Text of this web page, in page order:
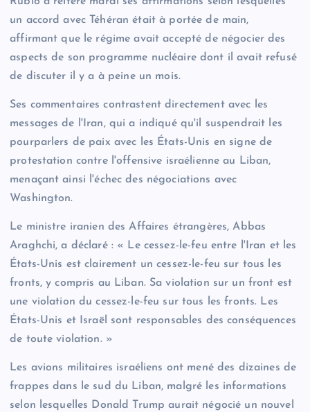
un accord avec Téhéran était à portée de main,
affirmant que le régime avait accepté de négocier des
aspects de son programme nucléaire dont il avait refusé
de discuter il y a à peine un mois.
Ses commentaires contrastent directement avec les
messages de l'Iran, qui a indiqué qu'il suspendrait les
pourparlers de paix avec les États-Unis en signe de
protestation contre l'offensive israélienne au Liban,
menaçant ainsi l'échec des négociations avec
Washington.
Le ministre iranien des Affaires étrangères, Abbas
Araghchi, a déclaré : « Le cessez-le-feu entre l'Iran et les
États-Unis est clairement un cessez-le-feu sur tous les
fronts, y compris au Liban. Sa violation sur un front est
une violation du cessez-le-feu sur tous les fronts. Les
États-Unis et Israël sont responsables des conséquences
de toute violation. »
Les avions militaires israéliens ont mené des dizaines de
frappes dans le sud du Liban, malgré les informations
selon lesquelles Donald Trump aurait négocié un nouvel